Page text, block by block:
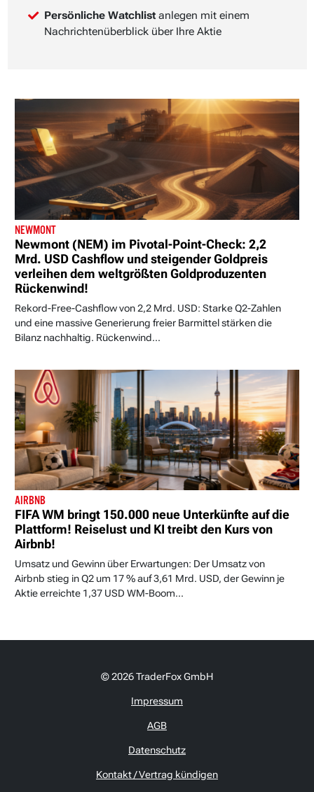
Persönliche Watchlist anlegen mit einem
Nachrichtenüberblick über Ihre Aktie
NEWMONT
Newmont (NEM) im Pivotal-Point-Check: 2,2
Mrd. USD Cashflow und steigender Goldpreis
verleihen dem weltgrößten Goldproduzenten
Rückenwind!
Rekord-Free-Cashflow von 2,2 Mrd. USD: Starke Q2-Zahlen
und eine massive Generierung freier Barmittel stärken die
Bilanz nachhaltig. Rückenwind...
AIRBNB
FIFA WM bringt 150.000 neue Unterkünfte auf die
Plattform! Reiselust und KI treibt den Kurs von
Airbnb!
Umsatz und Gewinn über Erwartungen: Der Umsatz von
Airbnb stieg in Q2 um 17 % auf 3,61 Mrd. USD, der Gewinn je
Aktie erreichte 1,37 USD WM-Boom...
© 2026 TraderFox GmbH
Impressum
AGB
Datenschutz
Kontakt / Vertrag kündigen